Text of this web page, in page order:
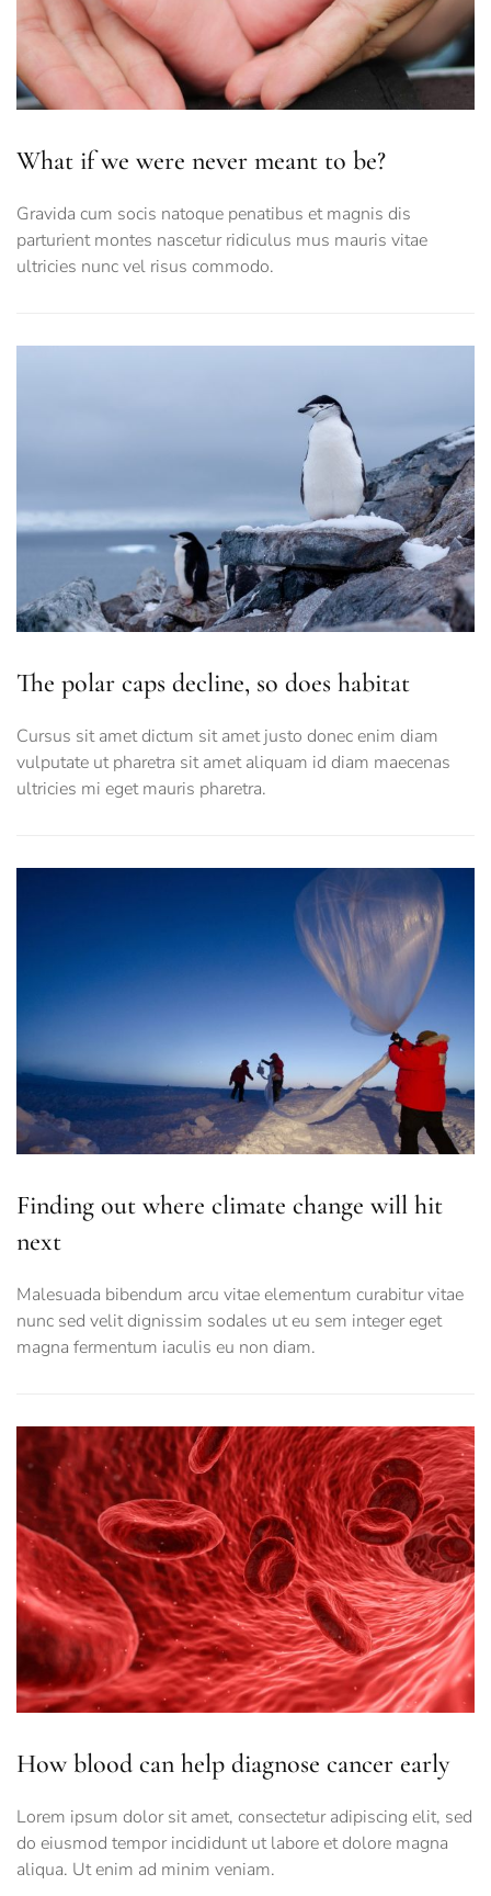
What if we were never meant to be?
Gravida cum socis natoque penatibus et magnis dis
parturient montes nascetur ridiculus mus mauris vitae
ultricies nunc vel risus commodo.
The polar caps decline, so does habitat
Cursus sit amet dictum sit amet justo donec enim diam
vulputate ut pharetra sit amet aliquam id diam maecenas
ultricies mi eget mauris pharetra.
Finding out where climate change will hit
next
Malesuada bibendum arcu vitae elementum curabitur vitae
nunc sed velit dignissim sodales ut eu sem integer eget
magna fermentum iaculis eu non diam.
How blood can help diagnose cancer early
Lorem ipsum dolor sit amet, consectetur adipiscing elit, sed
do eiusmod tempor incididunt ut labore et dolore magna
aliqua. Ut enim ad minim veniam.